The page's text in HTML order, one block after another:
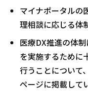
マイナポータルの
理相談に応じる体
医療DX推進の体
を実施するために
行うことについて
ページに掲載して